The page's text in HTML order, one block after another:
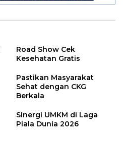
Road Show Cek
Kesehatan Gratis
Pastikan Masyarakat
Sehat dengan CKG
Berkala
Sinergi UMKM di Laga
Piala Dunia 2026